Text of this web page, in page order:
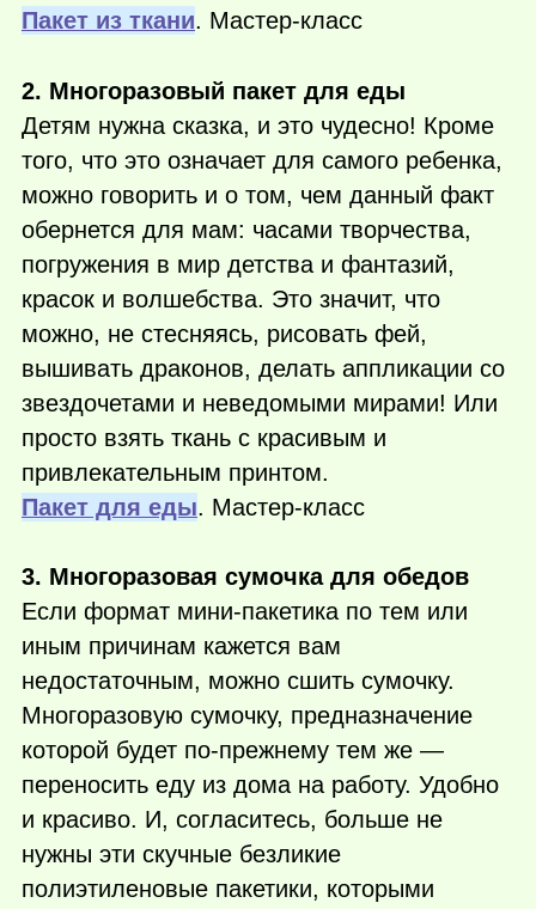
Пакет из ткани. Мастер-класс
2. Многоразовый пакет для еды
Детям нужна сказка, и это чудесно! Кроме
того, что это означает для самого ребенка,
можно говорить и о том, чем данный факт
обернется для мам: часами творчества,
погружения в мир детства и фантазий,
красок и волшебства. Это значит, что
можно, не стесняясь, рисовать фей,
вышивать драконов, делать аппликации со
звездочетами и неведомыми мирами! Или
просто взять ткань с красивым и
привлекательным принтом.
Пакет для еды. Мастер-класс
3. Многоразовая сумочка для обедов
Если формат мини-пакетика по тем или
иным причинам кажется вам
недостаточным, можно сшить сумочку.
Многоразовую сумочку, предназначение
которой будет по-прежнему тем же —
переносить еду из дома на работу. Удобно
и красиво. И, согласитесь, больше не
нужны эти скучные безликие
полиэтиленовые пакетики, которыми